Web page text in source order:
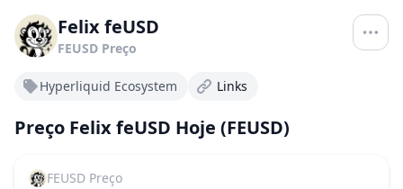
Felix feUSD
FEUSD Preço
Hyperliquid Ecosystem Links
Preço Felix feUSD Hoje (FEUSD)
FEUSD Preço